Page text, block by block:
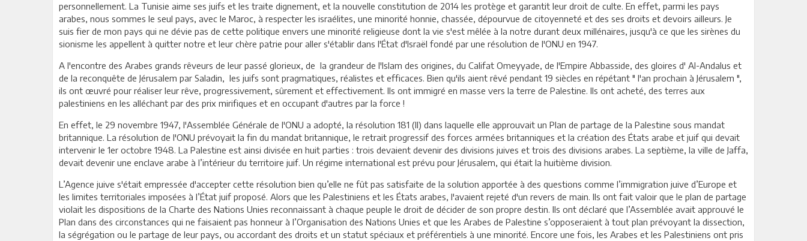
personnellement. La Tunisie aime ses juifs et les traite dignement, et la nouvelle constitution de 2014 les protège et garantit leur droit de culte. En effet, parmi les pays
arabes, nous sommes le seul pays, avec le Maroc, à respecter les israélites, une minorité honnie, chassée, dépourvue de citoyenneté et des ses droits et devoirs ailleurs. Je
suis fier de mon pays qui ne dévie pas de cette politique envers une minorité religieuse dont la vie s'est mêlée à la notre durant deux millénaires, jusqu'à ce que les sirènes du
sionisme les appellent à quitter notre et leur chère patrie pour aller s'établir dans l'État d'Israël fondé par une résolution de l'ONU en 1947.
A l'encontre des Arabes grands rêveurs de leur passé glorieux, de la grandeur de l'Islam des origines, du Califat Omeyyade, de l'Empire Abbasside, des gloires d' Al-Andalus et
de la reconquête de Jérusalem par Saladin, les juifs sont pragmatiques, réalistes et efficaces. Bien qu'ils aient rêvé pendant 19 siècles en répétant " l'an prochain à Jérusalem ",
ils ont œuvré pour réaliser leur rêve, progressivement, sûrement et effectivement. Ils ont immigré en masse vers la terre de Palestine. Ils ont acheté, des terres aux
palestiniens en les alléchant par des prix mirifiques et en occupant d'autres par la force !
En effet, le 29 novembre 1947, l'Assemblée Générale de l'ONU a adopté, la résolution 181 (II) dans laquelle elle approuvait un Plan de partage de la Palestine sous mandat
britannique. La résolution de l'ONU prévoyait la fin du mandat britannique, le retrait progressif des forces armées britanniques et la création des États arabe et juif qui devait
intervenir le 1er octobre 1948. La Palestine est ainsi divisée en huit parties : trois devaient devenir des divisions juives et trois des divisions arabes. La septième, la ville de Jaffa,
devait devenir une enclave arabe à l’intérieur du territoire juif. Un régime international est prévu pour Jérusalem, qui était la huitième division.
L’Agence juive s'était empressée d'accepter cette résolution bien qu’elle ne fût pas satisfaite de la solution apportée à des questions comme l’immigration juive d’Europe et
les limites territoriales imposées à l’État juif proposé. Alors que les Palestiniens et les États arabes, l'avaient rejeté d'un revers de main. Ils ont fait valoir que le plan de partage
violait les dispositions de la Charte des Nations Unies reconnaissant à chaque peuple le droit de décider de son propre destin. Ils ont déclaré que l’Assemblée avait approuvé le
Plan dans des circonstances qui ne faisaient pas honneur à l’Organisation des Nations Unies et que les Arabes de Palestine s’opposeraient à tout plan prévoyant la dissection,
la ségrégation ou le partage de leur pays, ou accordant des droits et un statut spéciaux et préférentiels à une minorité. Encore une fois, les Arabes et les Palestiniens ont pris